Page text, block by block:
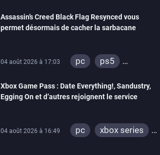
Assassin’s Creed Black Flag Resynced vous
permet désormais de cacher la sarbacane
04 août 2026 à 17:03 pc
ps5
Xbox Game Pass : Date Everything!, Sandustry,
Egging On et d’autres rejoignent le service
04 août 2026 à 16:49 pc
xbox series